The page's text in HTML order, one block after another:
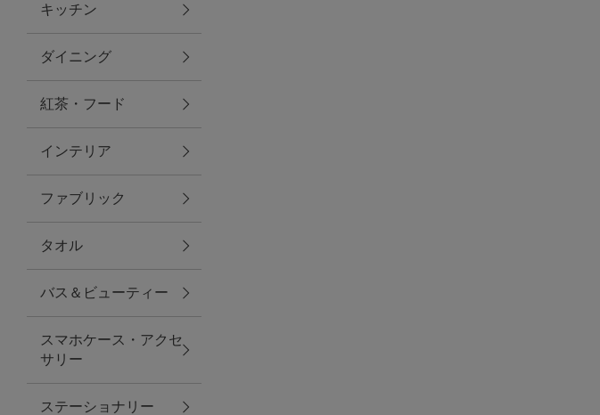
トラベルグッズ
ランチ
バッグ
キッチン・ダイニング
ダイニング
キッチン
キッチン
ダイニング
紅茶・フード
インテリア
ファブリック
タオル
バス＆ビューティー
スマホケース・アクセ
サリー
ステーショナリー